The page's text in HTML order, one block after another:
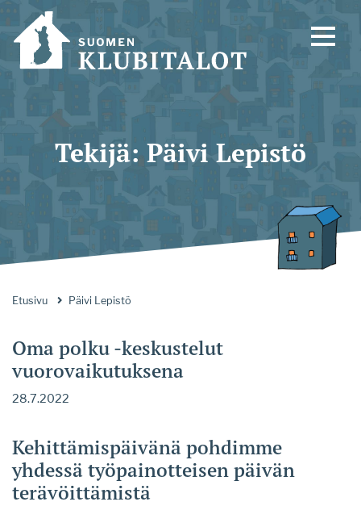
Tekijä: Päivi Lepistö
Etusivu Päivi Lepistö
Oma polku -keskustelut
vuorovaikutuksena
28.7.2022
Kehittämispäivänä pohdimme
yhdessä työpainotteisen päivän
terävöittämistä